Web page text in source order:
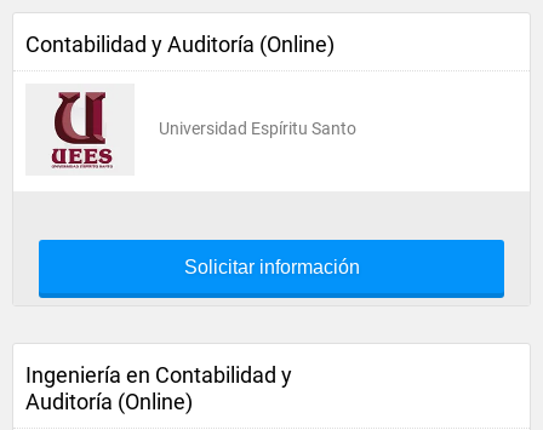
Contabilidad y Auditoría (Online)
Universidad Espíritu Santo
Solicitar información
Ingeniería en Contabilidad y
Auditoría (Online)